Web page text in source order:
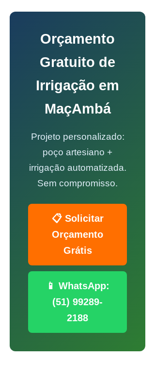
Orçamento
Gratuito de
Irrigação em
MaçAmbá
Projeto personalizado:
poço artesiano +
irrigação automatizada.
Sem compromisso.
📋 Solicitar
Orçamento
Grátis
📱 WhatsApp:
(51) 99289-
2188